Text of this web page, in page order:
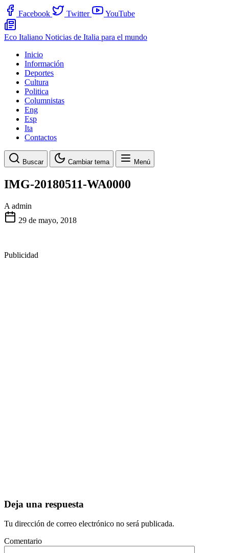
Facebook Twitter YouTube
Eco Italiano Noticias de Italia para el mundo
Inicio
Información
Deportes
Cultura
Politica
Columnistas
Eng
Esp
Ita
Contactos
Buscar Cambiar tema Menú
IMG-20180511-WA0000
A admin
29 de mayo, 2018
Publicidad
Deja una respuesta
Tu dirección de correo electrónico no será publicada.
Comentario